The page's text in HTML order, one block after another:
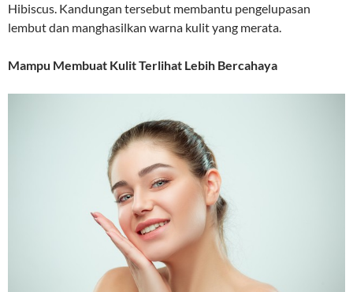
Hibiscus. Kandungan tersebut membantu pengelupasan
lembut dan manghasilkan warna kulit yang merata.
Mampu Membuat Kulit Terlihat Lebih Bercahaya